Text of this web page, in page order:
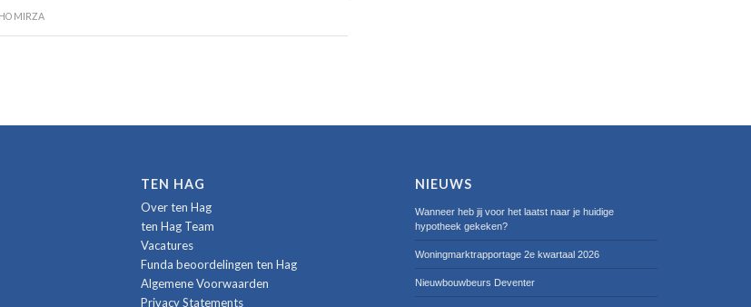
MIRZA
TEN HAG
Over ten Hag
ten Hag Team
Vacatures
Funda beoordelingen ten Hag
Algemene Voorwaarden
Privacy Statements
NIEUWS
Wanneer heb jij voor het laatst naar je huidige
hypotheek gekeken?
Woningmarktrapportage 2e kwartaal 2026
Nieuwbouwbeurs Deventer